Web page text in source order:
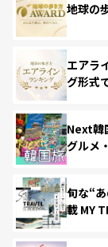
地球の
エアラ
グ形式
Next韓
グルメ
旬な“
載 MY